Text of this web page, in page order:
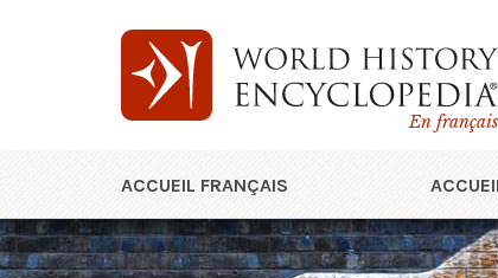
En français
ACCUEIL FRANÇAIS